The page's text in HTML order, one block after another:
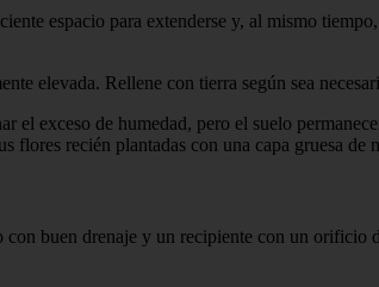
espacio para extenderse y, al mismo
elevada. Rellene con tierra según sea
el exceso de humedad, pero el suelo
flores recién plantadas con una capa gruesa de
buen drenaje y un recipiente con un orificio